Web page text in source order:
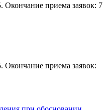
Окончание приема заявок: 7
Окончание приема заявок: